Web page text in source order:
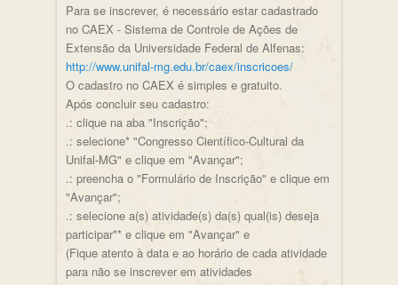
Para se inscrever, é necessário estar cadastrado
no CAEX - Sistema de Controle de Ações de
Extensão da Universidade Federal de Alfenas:
http://www.unifal-mg.edu.br/caex/inscricoes/
O cadastro no CAEX é simples e gratuito.
Após concluir seu cadastro:
.: clique na aba "Inscrição";
.: selecione* "Congresso Científico-Cultural da
Unifal-MG" e clique em "Avançar";
.: preencha o "Formulário de Inscrição" e clique em
"Avançar";
.: selecione a(s) atividade(s) da(s) qual(is) deseja
participar** e clique em "Avançar" e
(Fique atento à data e ao horário de cada atividade
para não se inscrever em atividades